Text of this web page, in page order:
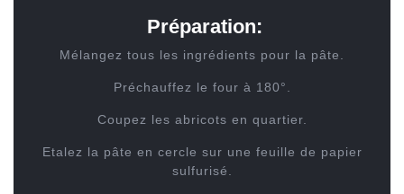
Préparation:
Mélangez tous les ingrédients pour la pâte.
Préchauffez le four à 180°.
Coupez les abricots en quartier.
Etalez la pâte en cercle sur une feuille de papier
sulfurisé.